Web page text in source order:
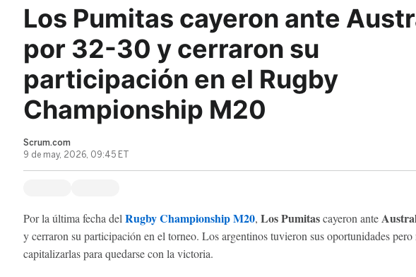
Los Pumitas cayeron ante
por 32-30 y cerraron su
participación en el Rugby
Championship M20
Scrum.com
9 de may, 2026, 09:45 ET
Por la última fecha del Rugby Championship M20, Los Pumitascayeron ante
y cerraron su participación en el torneo. Los argentinos tuvieron sus oportunidades
capitalizarlas para quedarse con la victoria.